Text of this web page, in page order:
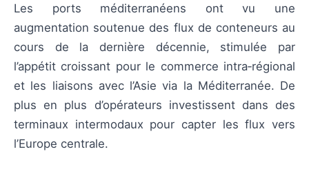
Les ports méditerranéens ont vu une
augmentation soutenue des flux de conteneurs au
cours de la dernière décennie, stimulée par
l’appétit croissant pour le commerce intra‑régional
et les liaisons avec l’Asie via la Méditerranée. De
plus en plus d’opérateurs investissent dans des
terminaux intermodaux pour capter les flux vers
l’Europe centrale.